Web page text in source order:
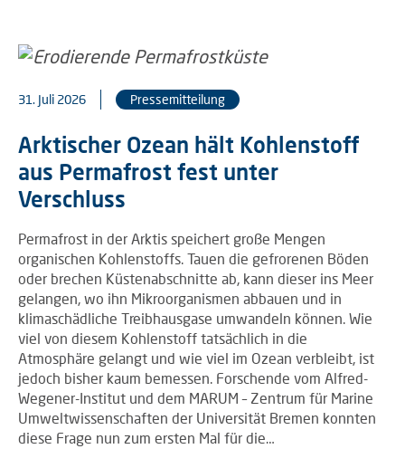
31. Juli 2026 Pressemitteilung
Arktischer Ozean hält Kohlenstoff
aus Permafrost fest unter
Verschluss
Permafrost in der Arktis speichert große Mengen
organischen Kohlenstoffs. Tauen die gefrorenen Böden
oder brechen Küstenabschnitte ab, kann dieser ins Meer
gelangen, wo ihn Mikroorganismen abbauen und in
klimaschädliche Treibhausgase umwandeln können. Wie
viel von diesem Kohlenstoff tatsächlich in die
Atmosphäre gelangt und wie viel im Ozean verbleibt, ist
jedoch bisher kaum bemessen. Forschende vom Alfred-
Wegener-Institut und dem MARUM – Zentrum für Marine
Umweltwissenschaften der Universität Bremen konnten
diese Frage nun zum ersten Mal für die…